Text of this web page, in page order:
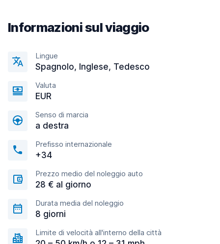
Informazioni sul viaggio
Lingue
Spagnolo, Inglese, Tedesco
Valuta
EUR
Senso di marcia
a destra
Prefisso internazionale
+34
Prezzo medio del noleggio auto
28 € al giorno
Durata media del noleggio
8 giorni
Limite di velocità all'interno della città